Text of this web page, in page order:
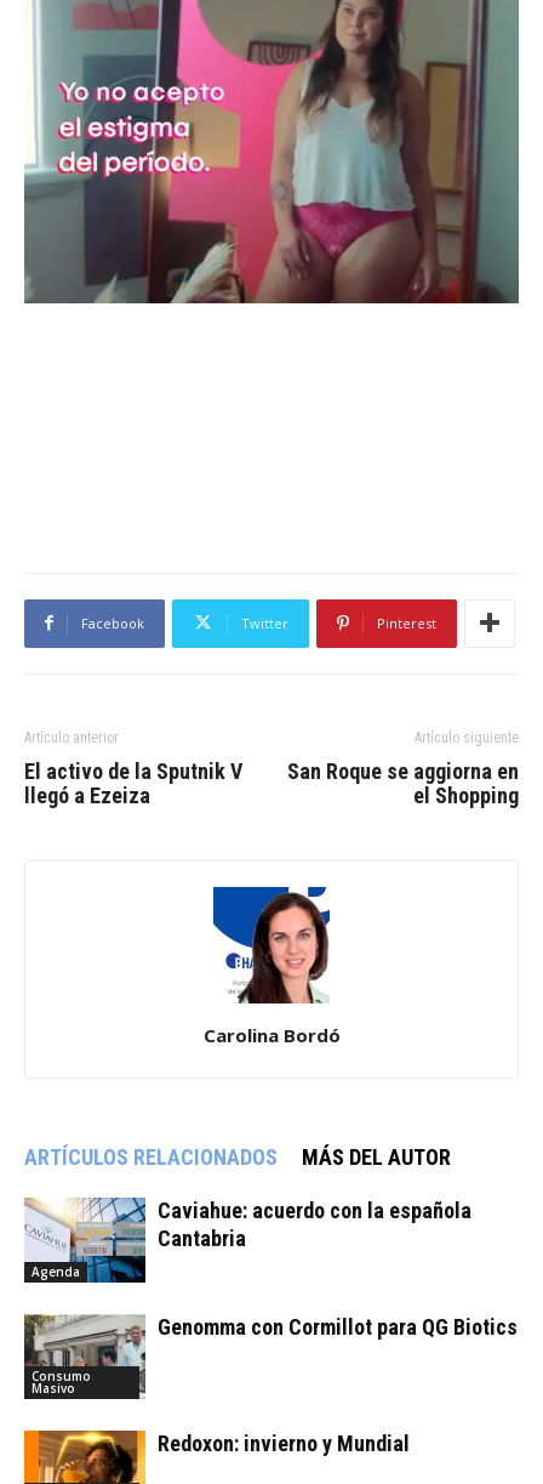
Facebook Twitter Pinterest
Artículo anterior
El activo de la Sputnik V
llegó a Ezeiza
Artículo siguiente
San Roque se aggiorna en
el Shopping
Carolina Bordó
ARTÍCULOS RELACIONADOS MÁS DEL AUTOR
Agenda
Caviahue: acuerdo con la española
Cantabria
Consumo
Masivo
Genomma con Cormillot para QG Biotics
Redoxon: invierno y Mundial